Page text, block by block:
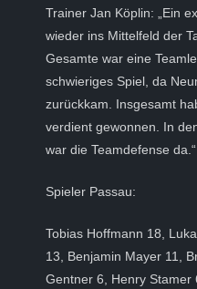
Trainer Jan Köplin: „Ein
wieder ins Mittelfeld der
Gesamte war eine
schwieriges Spiel, da
zurückkam. Insgesamt
verdient gewonnen. In
war die Teamdefense da.“
Spieler Passau:
Tobias Hoffmann 18,
13, Benjamin Mayer 11,
Gentner 6, Henry Stamer